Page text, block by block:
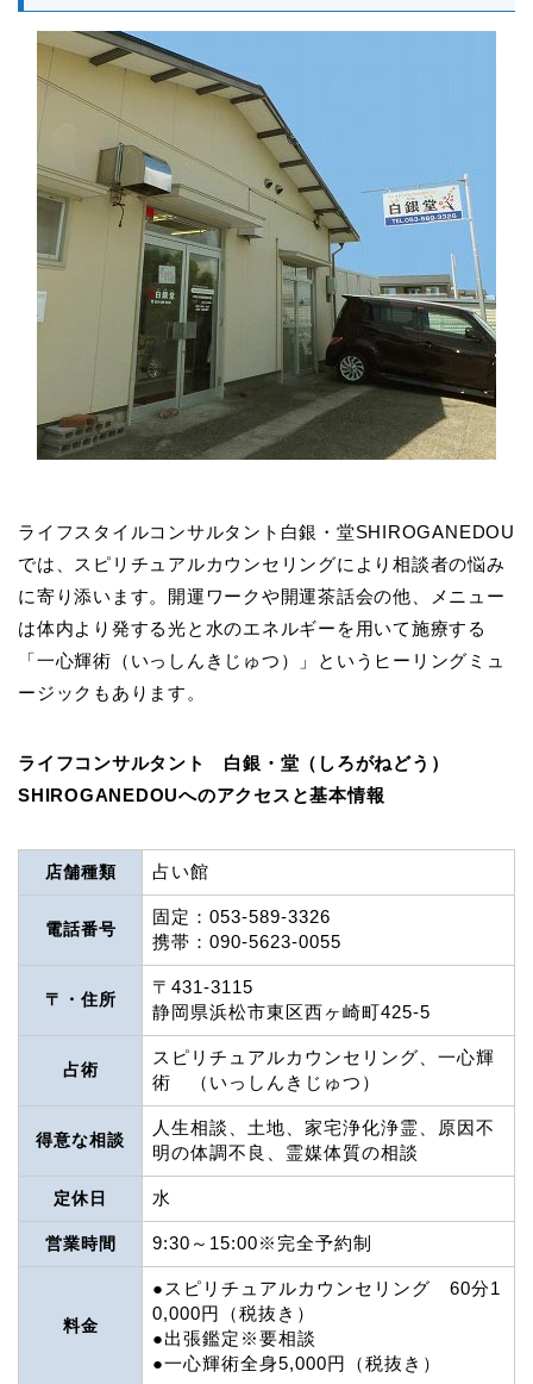
ライフスタイルコンサルタント白銀・堂SHIROGANEDOU
では、スピリチュアルカウンセリングにより相談者の悩み
に寄り添います。開運ワークや開運茶話会の他、メニュー
は体内より発する光と水のエネルギーを用いて施療する
「一心輝術（いっしんきじゅつ）」というヒーリングミュ
ージックもあります。
ライフコンサルタント 白銀・堂（しろがねどう）
SHIROGANEDOUへのアクセスと基本情報
店舗種類 占い館
電話番号
固定：053-589-3326
携帯：090-5623-0055
〒・住所
〒431-3115
静岡県浜松市東区西ヶ崎町425-5
占術
スピリチュアルカウンセリング、一心輝
術 （いっしんきじゅつ）
得意な相談
人生相談、土地、家宅浄化浄霊、原因不
明の体調不良、霊媒体質の相談
定休日 水
営業時間 9:30～15:00※完全予約制
料金
●スピリチュアルカウンセリング 60分1
0,000円（税抜き）
●出張鑑定※要相談
●一心輝術全身5,000円（税抜き）